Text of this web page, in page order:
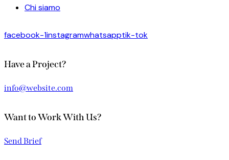
Chi siamo
facebook-1instagramwhatsapptik-tok
Have a Project?
info@website.com
Want to Work With Us?
Send Brief